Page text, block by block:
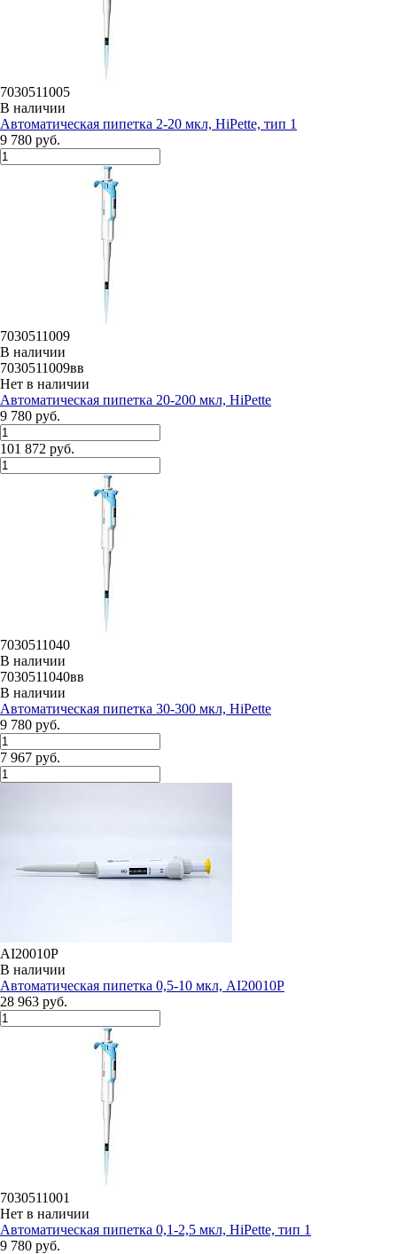
7030511005
В наличии
Автоматическая пипетка 2-20 мкл, HiPette, тип 1
9 780 руб.
7030511009
В наличии
7030511009вв
Нет в наличии
Автоматическая пипетка 20-200 мкл, HiPette
9 780 руб.
101 872 руб.
7030511040
В наличии
7030511040вв
В наличии
Автоматическая пипетка 30-300 мкл, HiPette
9 780 руб.
7 967 руб.
AI20010P
В наличии
Автоматическая пипетка 0,5-10 мкл, AI20010P
28 963 руб.
7030511001
Нет в наличии
Автоматическая пипетка 0,1-2,5 мкл, HiPette, тип 1
9 780 руб.